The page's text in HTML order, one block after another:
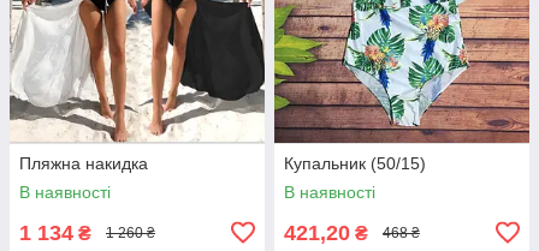
Пляжна накидка
В наявності
1 134 ₴ 1 260 ₴
Купальник (50/15)
В наявності
421,20 ₴ 468 ₴